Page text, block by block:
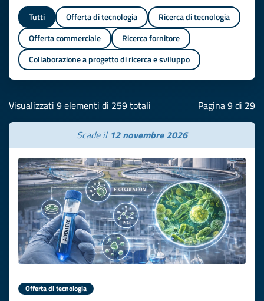
Tutti Offerta di tecnologia
Ricerca di tecnologia
Offerta commerciale
Ricerca fornitore
Collaborazione a progetto di ricerca e sviluppo
Visualizzati 9 elementi di 259 totali Pagina 9 di 29
Scade il 12 novembre 2026
Offerta di tecnologia